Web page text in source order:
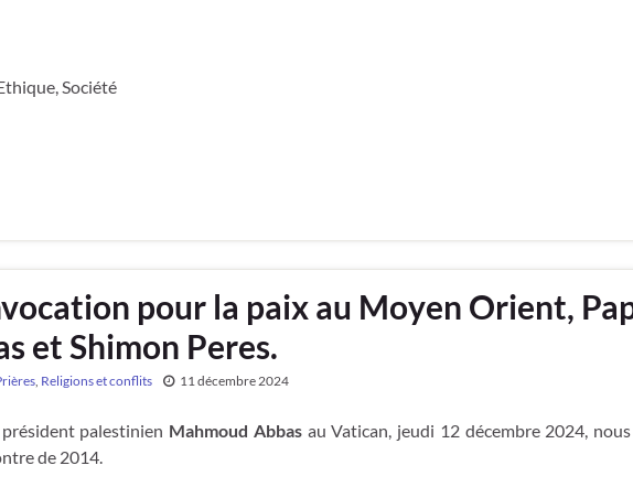
Société
pour la paix au Moyen Orient,
et Shimon Peres.
, Religions et conflits 11 décembre 2024
palestinien Mahmoud Abbasau Vatican, jeudi 12 décembre 2024, nous
de 2014.